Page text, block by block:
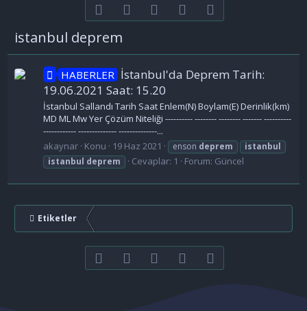
FacebookTwitter youtubeBize ulaşın
istanbul deprem
HABERLER İstanbul'da Deprem Tarih:
19.06.2021 Saat: 15.20
İstanbul Sallandı Tarih Saat Enlem(N) Boylam(E) Derinlik(km)
MD ML Mw Yer Çözüm Niteliği ---------- -------- -------- ------- ----------
------------ -------------- --------------...
akaynar Konu 19 Haz 2021 enson deprem
istanbul
istanbul deprem Cevaplar: 1 Forum: Güncel
Etiketler
FacebookTwitter youtubeBize ulaşın